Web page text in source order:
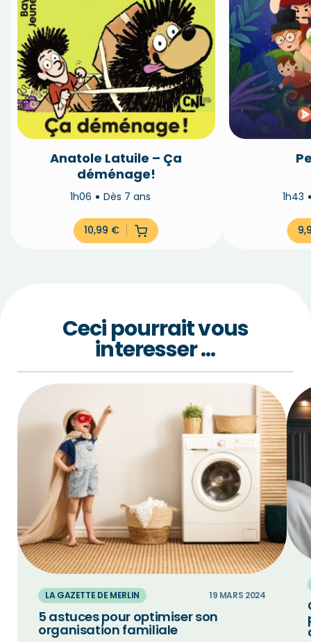
Anatole Latuile – Ça
déménage!
1h06 Dès 7 ans
10,99 €
1h43
Ceci pourrait vous
interesser …
LA GAZETTE DE MERLIN 19 MARS 2024
5 astuces pour optimiser son
organisation familiale